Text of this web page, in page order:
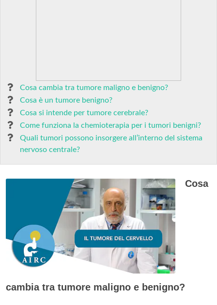
Cosa cambia tra tumore maligno e benigno?
Cosa è un tumore benigno?
Cosa si intende per tumore cerebrale?
Come funziona la chemioterapia per i tumori benigni?
Quali tumori possono insorgere all’interno del sistema
nervoso centrale?
Cosa
cambia tra tumore maligno e benigno?